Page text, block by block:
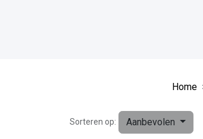
Home
Sorteren op: Aanbevolen